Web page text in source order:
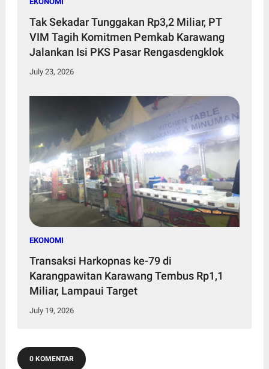
Tak Sekadar Tunggakan Rp3,2 Miliar, PT
VIM Tagih Komitmen Pemkab Karawang
Jalankan Isi PKS Pasar Rengasdengklok
July 23, 2026
EKONOMI
Transaksi Harkopnas ke-79 di
Karangpawitan Karawang Tembus Rp1,1
Miliar, Lampaui Target
July 19, 2026
0 KOMENTAR